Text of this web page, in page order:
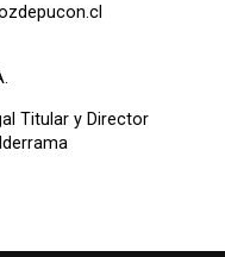
Titular y Director